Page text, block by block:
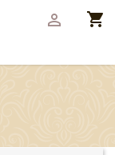
shopping_cart
